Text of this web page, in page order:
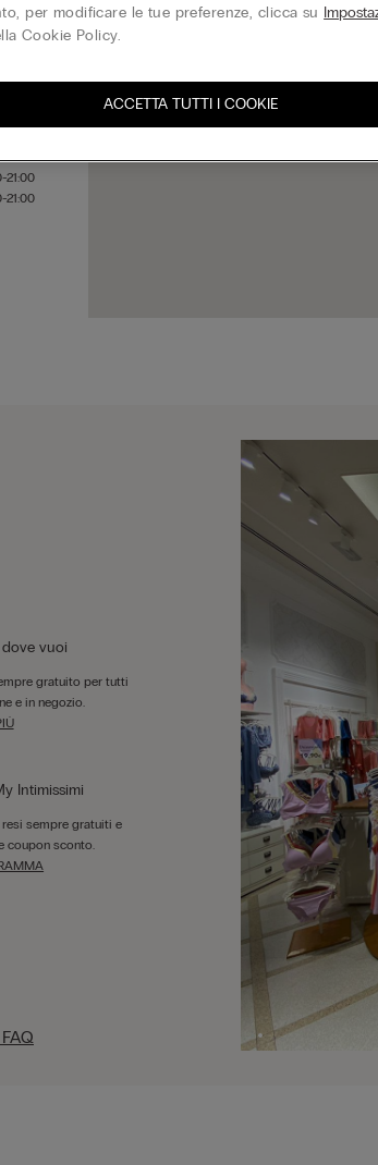
21:00
21:00
21:00
vuoi
gratuito per tutti
e in negozio.
Intimissimi
sempre gratuiti e
coupon sconto.
per modificare le tue preferenze, clicca su
Cookie Policy.
ACCETTA TUTTI I COOKIE